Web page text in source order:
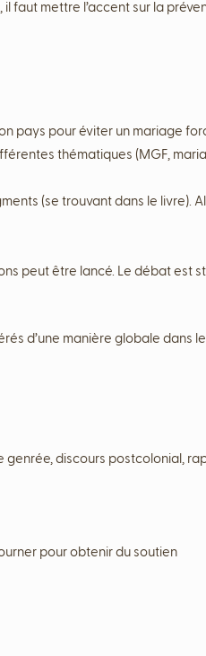
faut mettre l’accent sur la
pays pour éviter un mariage
thématiques (MGF,
(se trouvant dans le livre).
peut être lancé. Le débat est
d’une manière globale dans
discours postcolonial,
pour obtenir du soutien